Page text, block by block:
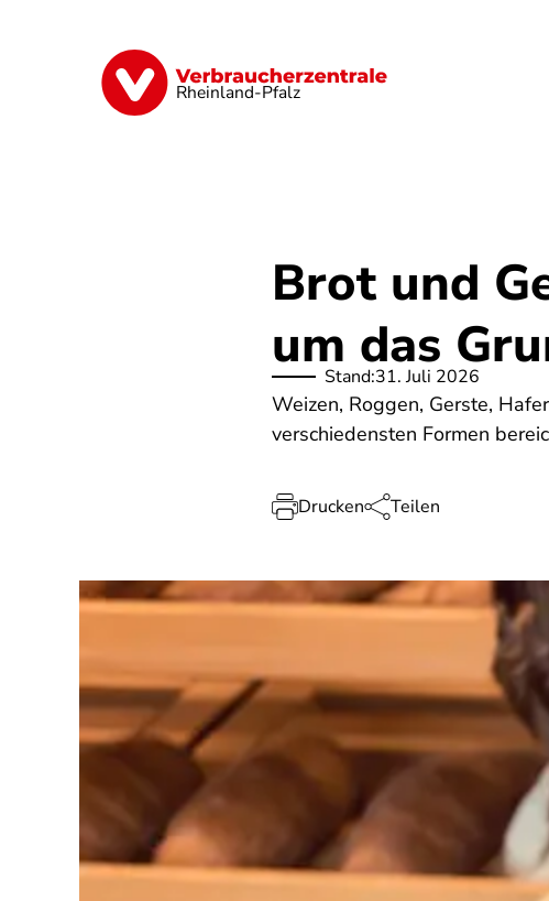
Rheinland-Pfalz
Digitales Finanzen & Versicherung
Brot und
um das
Stand:31. Juli 2026
Weizen, Roggen, Gerste,
verschiedensten Formen
Drucken Teilen